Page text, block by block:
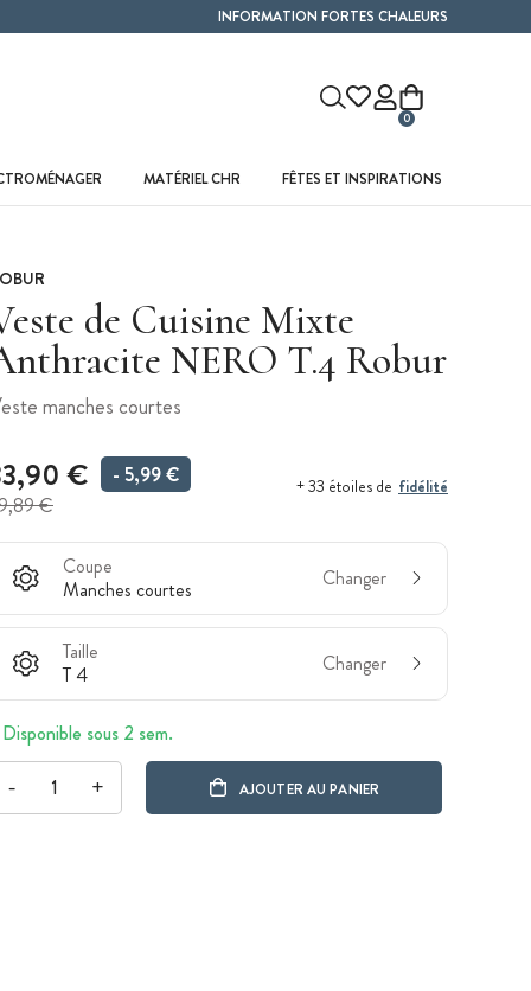
INFORMATION FORTES CHALEURS
0
MATÉRIEL CHR FÊTES ET INSPIRATIONS
de Cuisine Mixte
NERO T.4 Robur
manches courtes
€
€
- 5,99 € + 33 étoiles de fidélité
Coupe
Manches courtes
Changer
Taille
T 4
Changer
Disponible sous 2 sem.
- + AJOUTER AU PANIER